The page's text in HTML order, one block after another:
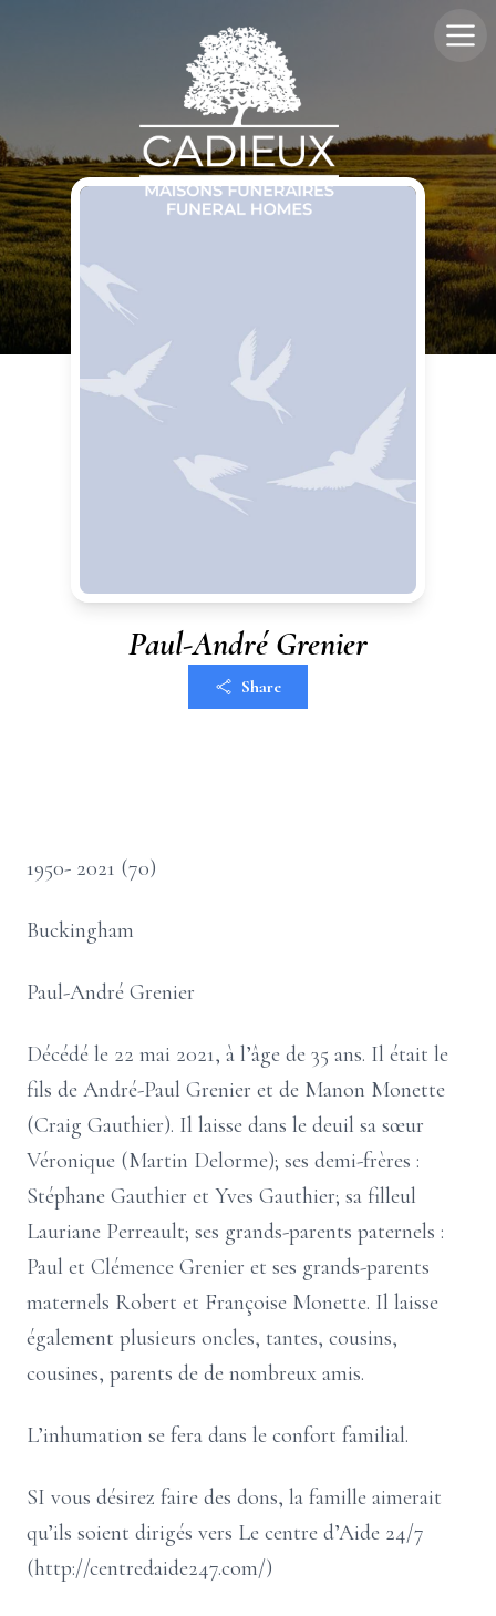
Paul-André Grenier
Share
1950- 2021 (70)
Buckingham
Paul-André Grenier
Décédé le 22 mai 2021, à l’âge de 35 ans. Il était le
fils de André-Paul Grenier et de Manon Monette
(Craig Gauthier). Il laisse dans le deuil sa sœur
Véronique (Martin Delorme); ses demi-frères :
Stéphane Gauthier et Yves Gauthier; sa filleul
Lauriane Perreault; ses grands-parents paternels :
Paul et Clémence Grenier et ses grands-parents
maternels Robert et Françoise Monette. Il laisse
également plusieurs oncles, tantes, cousins,
cousines, parents de de nombreux amis.
L’inhumation se fera dans le confort familial.
SI vous désirez faire des dons, la famille aimerait
qu’ils soient dirigés vers Le centre d’Aide 24/7
(http://centredaide247.com/)